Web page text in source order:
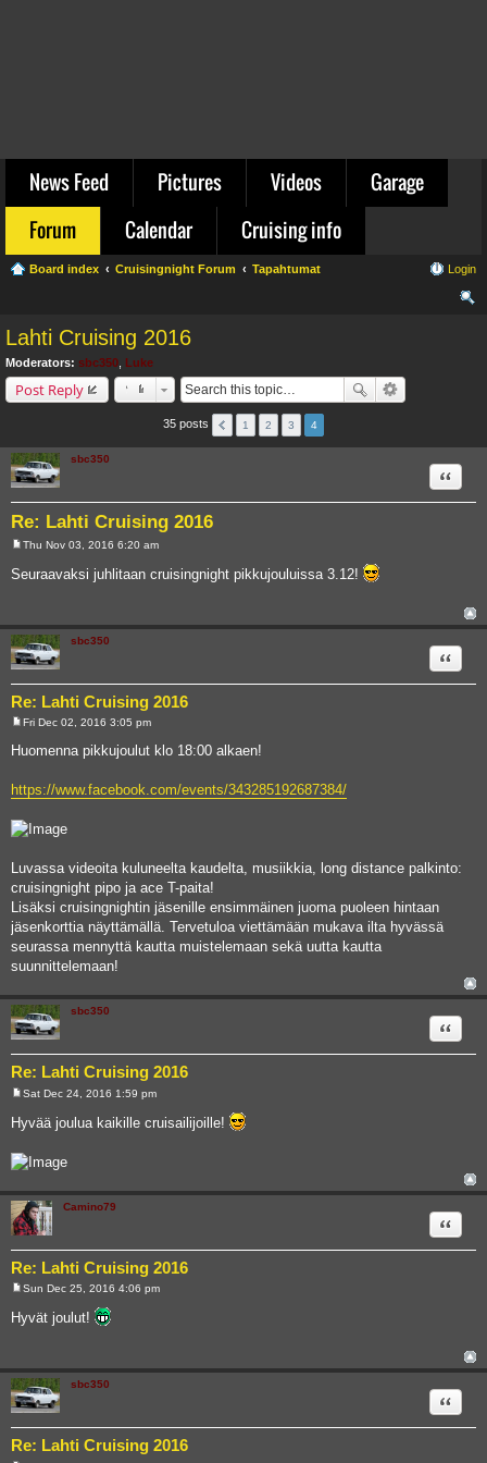
News Feed Pictures Videos
Garage
Forum
Calendar Cruising info
Board index Cruisingnight Forum Tapahtumat Login
Lahti Cruising 2016
Moderators: sbc350 Luke
Post Reply
35 posts 1 2 3 4
sbc350
Re: Lahti Cruising 2016
Quote
s
Thu Nov 03, 2016 6:20 am
Seuraavaksi juhlitaan cruisingnight pikkujouluissa 3.12!
sbc350
Re: Lahti Cruising 2016
Quote
s
Fri Dec 02, 2016 3:05 pm
Huomenna pikkujoulut klo 18:00 alkaen!
https://www.facebook.com/events/343285192687384/
Luvassa videoita kuluneelta kaudelta, musiikkia, long distance palkinto:
cruisingnight pipo ja ace T-paita!
Lisäksi cruisingnightin jäsenille ensimmäinen juoma puoleen hintaan
jäsenkorttia näyttämällä. Tervetuloa viettämään mukava ilta hyvässä
seurassa mennyttä kautta muistelemaan sekä uutta kautta
suunnittelemaan!
sbc350
Re: Lahti Cruising 2016
Quote
s
Sat Dec 24, 2016 1:59 pm
Hyvää joulua kaikille cruisailijoille!
Camino79
Re: Lahti Cruising 2016
Quote
s
Sun Dec 25, 2016 4:06 pm
Hyvät joulut!
sbc350
Re: Lahti Cruising 2016
Quote